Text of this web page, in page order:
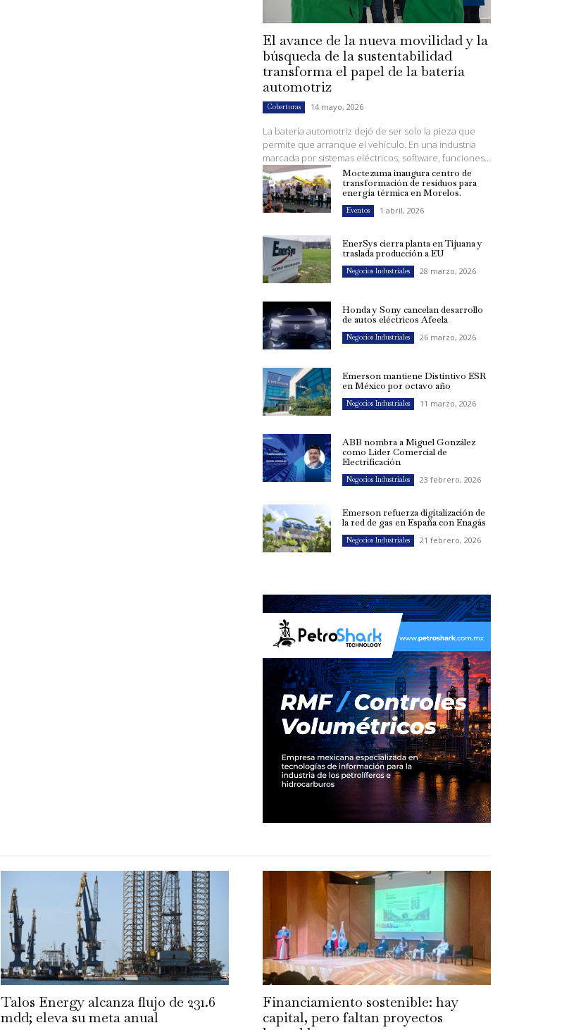
El avance de la nueva movilidad y la
búsqueda de la sustentabilidad
transforma el papel de la batería
automotriz
Coberturas 14 mayo, 2026
La batería automotriz dejó de ser solo la pieza que
permite que arranque el vehículo. En una industria
marcada por sistemas eléctricos, software, funciones...
Moctezuma inaugura centro de
transformación de residuos para
energía térmica en Morelos.
Eventos 1 abril, 2026
EnerSys cierra planta en Tijuana y
traslada producción a EU
Negocios Industriales 28 marzo, 2026
Honda y Sony cancelan desarrollo
de autos eléctricos Afeela
Negocios Industriales 26 marzo, 2026
Emerson mantiene Distintivo ESR
en México por octavo año
Negocios Industriales 11 marzo, 2026
ABB nombra a Miguel González
como Líder Comercial de
Electrificación
Negocios Industriales 23 febrero, 2026
Emerson refuerza digitalización de
la red de gas en España con Enagás
Negocios Industriales 21 febrero, 2026
Talos Energy alcanza flujo de 231.6
mdd; eleva su meta anual
Financiamiento sostenible: hay
capital, pero faltan proyectos